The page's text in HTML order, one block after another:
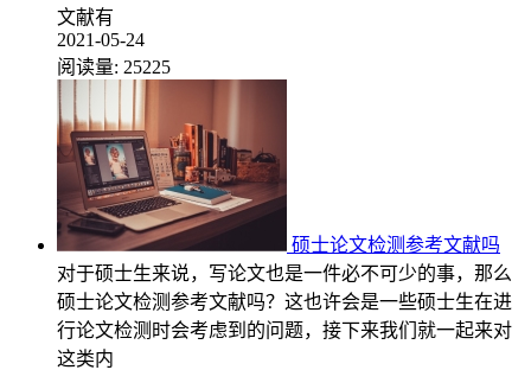
文献有
2021-05-24
阅读量: 25225
硕士论文检测参考文献吗
对于硕士生来说，写论文也是一件必不可少的事，那么
硕士论文检测参考文献吗？这也许会是一些硕士生在进
行论文检测时会考虑到的问题，接下来我们就一起来对
这类内